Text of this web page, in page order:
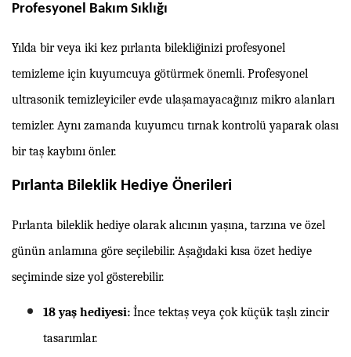
Profesyonel Bakım Sıklığı
Yılda bir veya iki kez pırlanta bilekliğinizi profesyonel
temizleme için kuyumcuya götürmek önemli. Profesyonel
ultrasonik temizleyiciler evde ulaşamayacağınız mikro alanları
temizler. Aynı zamanda kuyumcu tırnak kontrolü yaparak olası
bir taş kaybını önler.
Pırlanta Bileklik Hediye Önerileri
Pırlanta bileklik hediye olarak alıcının yaşına, tarzına ve özel
günün anlamına göre seçilebilir. Aşağıdaki kısa özet hediye
seçiminde size yol gösterebilir.
18 yaş hediyesi: İnce tektaş veya çok küçük taşlı zincir
tasarımlar.